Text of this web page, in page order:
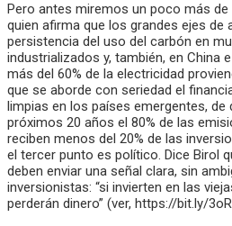
Pero antes miremos un poco más de
quien afirma que los grandes ejes de
persistencia del uso del carbón en
industrializados y, también, en China
más del 60% de la electricidad
que se aborde con seriedad el
limpias en los países emergentes, de
próximos 20 años el 80% de las
reciben menos del 20% de las
el tercer punto es político. Dice Birol
deben enviar una señal clara, sin
inversionistas: “si invierten en las
perderán dinero” (ver, https://bit.ly/